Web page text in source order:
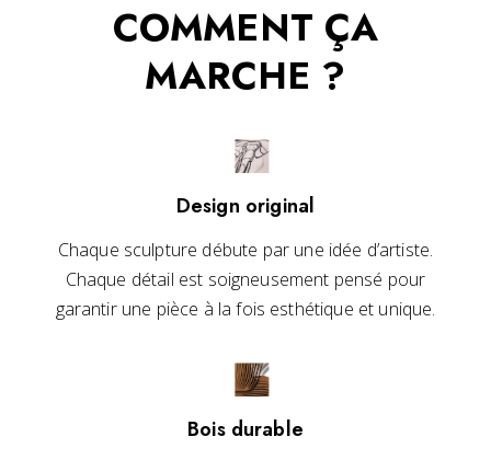
COMMENT ÇA
MARCHE ?
Design original
Chaque sculpture débute par une idée d’artiste.
Chaque détail est soigneusement pensé pour
garantir une pièce à la fois esthétique et unique.
Bois durable